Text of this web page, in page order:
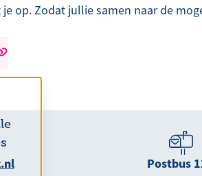
op. Zodat jullie samen naar de
Postbus